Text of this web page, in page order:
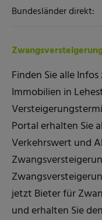
Bundesländer direkt:
Finden Sie alle
Immobilien in
Portal erhalten Sie
Verkehrswert und
jetzt Bieter für
und erhalten Sie